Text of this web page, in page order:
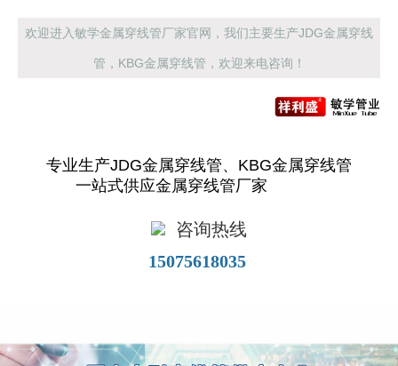
欢迎进入敏学金属穿线管厂家官网，我们主要生产JDG金属穿线
管，KBG金属穿线管，欢迎来电咨询！
专业生产JDG金属穿线管、KBG金属穿线管
一站式供应金属穿线管厂家
咨询热线
15075618035